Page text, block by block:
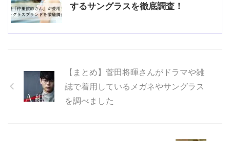
するサングラスを徹底調査！
【まとめ】菅田将暉さんがドラマや雑
誌で着用しているメガネやサングラス
を調べました